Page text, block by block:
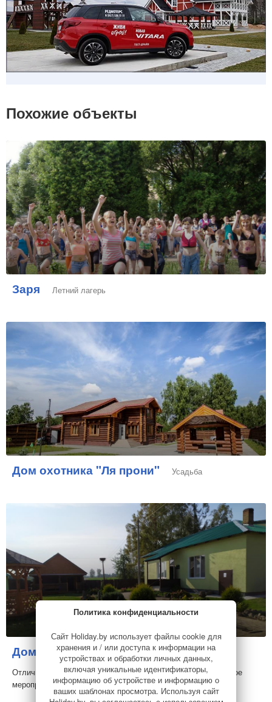
Похожие объекты
Заря Летний лагерь
Дом охотника "Ля прони" Усадьба
Домик охотника
Загородный комплекс
Отличное место отметить день рождения, юбилей или другое
мероприятие
Политика конфиденциальности
Сайт Holiday.by использует файлы cookie для
хранения и / или доступа к информации на
устройствах и обработки личных данных,
включая уникальные идентификаторы,
информацию об устройстве и информацию о
ваших шаблонах просмотра. Используя сайт